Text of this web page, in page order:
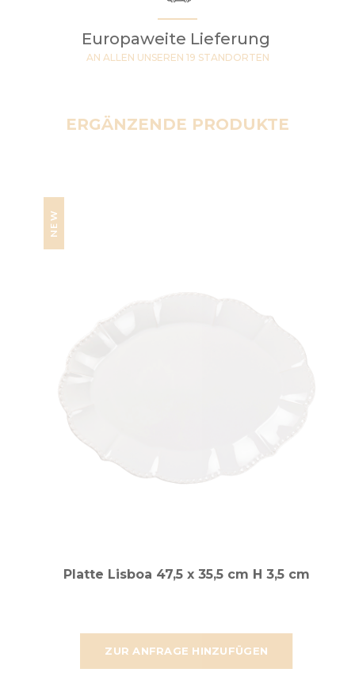
Europaweite Lieferung
AN ALLEN UNSEREN 19 STANDORTEN
ERGÄNZENDE PRODUKTE
NEW
ZUR ANFRAGE HINZUFÜGEN
Platte Lisboa 47,5 x 35,5 cm H 3,5 cm